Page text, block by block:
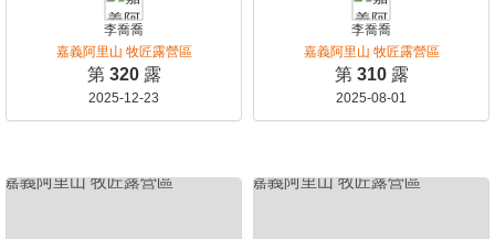
李喬喬
嘉義阿里山 牧匠露營區
第 320 露
2025-12-23
李喬喬
嘉義阿里山 牧匠露營區
第 310 露
2025-08-01